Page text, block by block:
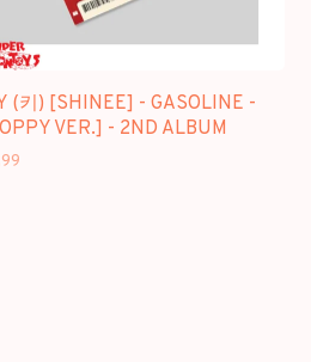
(키) [SHINEE] - GASOLINE -
VER.] - 2ND ALBUM